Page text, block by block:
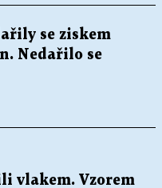
se ziskem
Nedařilo se
vlakem. Vzorem